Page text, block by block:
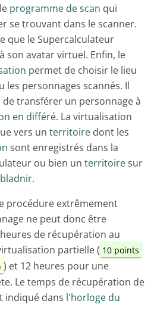
programme de scan qui
se trouvant dans le scanner.
que le Supercalculateur
son avatar virtuel. Enfin, le
permet de choisir le lieu
les personnages scannés. Il
transférer un personnage à
en différé. La virtualisation
vers un territoire dont les
sont enregistrés dans la
ou bien un territoiresur
.
procédure extrêmement
ne peut donc être
de récupération au
partielle ( 10 points
) et 12 heures pour une
Le temps de récupération de
indiqué dans l'horloge du